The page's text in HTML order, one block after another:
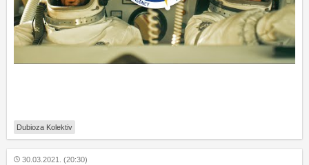
Dubioza Kolektiv
30.03.2021. (20:30)